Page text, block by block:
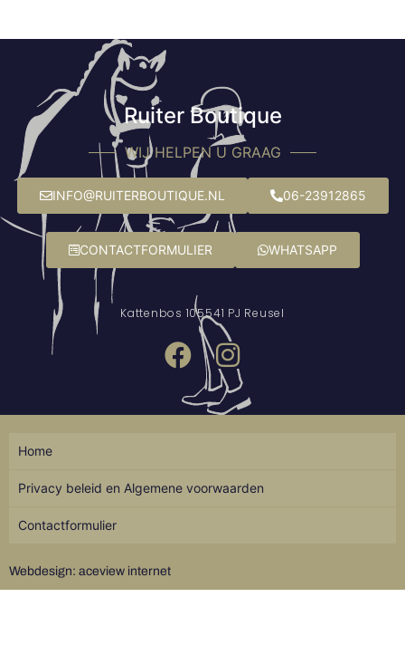
Ruiter Boutique
WIJ HELPEN U GRAAG
INFO@RUITERBOUTIQUE.NL 06-23912865
CONTACTFORMULIER WHATSAPP
Kattenbos 105541 PJ Reusel
Webdesign: aceview internet
Home
Privacy beleid en Algemene voorwaarden
Contactformulier